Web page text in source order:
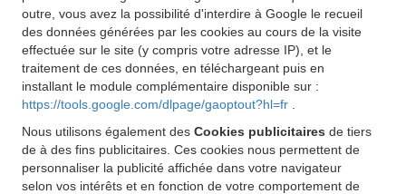
outre, vous avez la possibilité d'interdire à Google le recueil
des données générées par les cookies au cours de la visite
effectuée sur le site (y compris votre adresse IP), et le
traitement de ces données, en téléchargeant puis en
installant le module complémentaire disponible sur :
https://tools.google.com/dlpage/gaoptout?hl=fr
Nous utilisons également des Cookies publicitaires de tiers
de à des fins publicitaires. Ces cookies nous permettent de
personnaliser la publicité affichée dans votre navigateur
selon vos intérêts et en fonction de votre comportement de